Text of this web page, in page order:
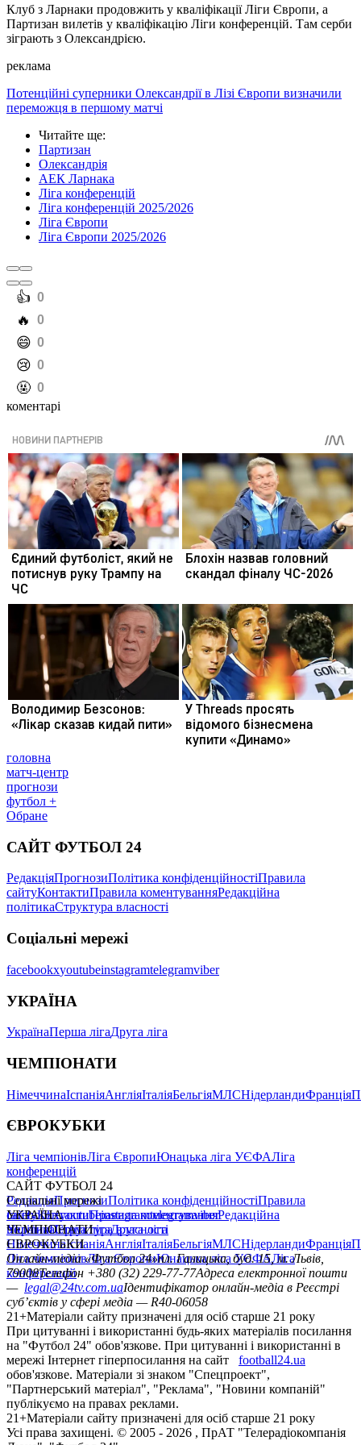
Клуб з Ларнаки продовжить у кваліфікації Ліги Європи, а
Партизан вилетів у кваліфікацію Ліги конференцій. Там серби
зіграють з Олександрією.
реклама
Потенційні суперники Олександрії в Лізі Європи визначили
переможця в першому матчі
Читайте ще:
Партизан
Олександрія
АЕК Ларнака
Ліга конференцій
Ліга конференцій 2025/2026
Ліга Європи
Ліга Європи 2025/2026
️👍 0
️🔥 0
️😄 0
️😢 0
️🤬 0
коментарі
головна
матч-центр
прогнози
футбол +
Обране
САЙТ ФУТБОЛ 24
РедакціяПрогнозиПолітика конфіденційностіПравила
сайтуКонтактиПравила коментуванняРедакційна
політикаСтруктура власності
Соціальні мережі
facebookxyoutubeinstagramtelegramviber
УКРАЇНА
УкраїнаПерша лігаДруга ліга
ЧЕМПІОНАТИ
НімеччинаІспаніяАнгліяІталіяБельгіяМЛСНідерландиФранція
ЄВРОКУБКИ
Ліга чемпіонівЛіга ЄвропиЮнацька ліга УЄФАЛіга
конференцій
САЙТ ФУТБОЛ 24
РедакціяПрогнозиПолітика конфіденційностіПравила
сайтуКонтактиПравила коментуванняРедакційна
політикаСтруктура власності
Соціальні мережі
facebookxyoutubeinstagramtelegramviber
УКРАЇНА
УкраїнаПерша лігаДруга ліга
ЧЕМПІОНАТИ
НімеччинаІспаніяАнгліяІталіяБельгіяМЛСНідерландиФранція
ЄВРОКУБКИ
Ліга чемпіонівЛіга ЄвропиЮнацька ліга УЄФАЛіга
конференцій
Онлайн-медіа «Футбол 24»пл. Галицька, буд. 15, м. Львів,
79008Телефон +380 (32) 229-77-77Адреса електронної пошти
— legal@24tv.com.uaІдентифікатор онлайн-медіа в Реєстрі
суб’єктів у сфері медіа — R40-06058
21+Матеріали сайту призначені для осіб старше 21 року
При цитуванні і використанні будь-яких матеріалів посилання
на "Футбол 24" обов'язкове. При цитуванні і використанні в
мережі Інтернет гіперпосилання на сайт
football24.ua
обов'язкове. Матеріали зі знаком "Спецпроект",
"Партнерський матеріал", "Реклама", "Новини компаній"
публікуємо на правах реклами.
21+Матеріали сайту призначені для осіб старше 21 року
Усi права захищенi. © 2005 - 2026 , ПрАТ "Телерадіокомпанія